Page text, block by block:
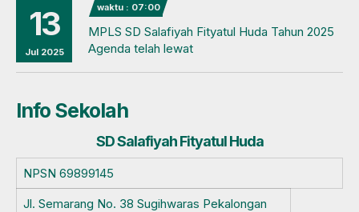
13
Jul 2025
waktu : 07:00
MPLS SD Salafiyah Fityatul Huda Tahun 2025
Agenda telah lewat
Info Sekolah
SD Salafiyah Fityatul Huda
NPSN 69899145
Jl. Semarang No. 38 Sugihwaras Pekalongan